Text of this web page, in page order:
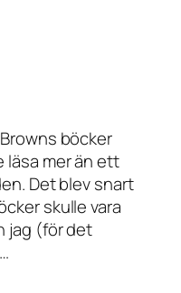
böcker
läsa mer än ett
Det blev snart
skulle vara
jag (för det